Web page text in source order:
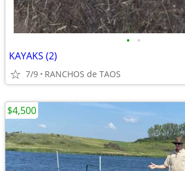
• •
KAYAKS (2)
7/9 RANCHOS de TAOS
$4,500